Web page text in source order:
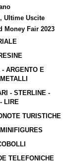
Ultime Uscite
Money Fair 2023
- ARGENTO E
- STERLINE -
LIRE
TURISTICHE
TELEFONICHE